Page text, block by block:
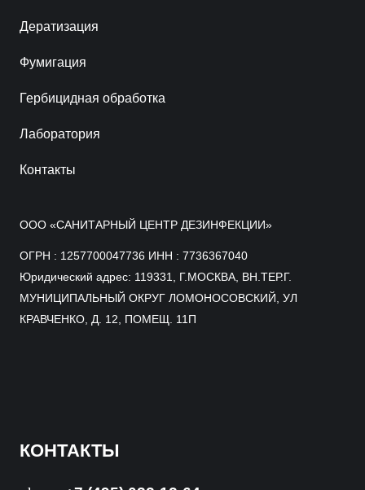
Дератизация
Фумигация
Гербицидная обработка
Лаборатория
Контакты
ООО «САНИТАРНЫЙ ЦЕНТР ДЕЗИНФЕКЦИИ»
ОГРН : 1257700047736 ИНН : 7736367040
Юридический адрес: 119331, Г.МОСКВА, ВН.ТЕР.Г.
МУНИЦИПАЛЬНЫЙ ОКРУГ ЛОМОНОСОВСКИЙ, УЛ
КРАВЧЕНКО, Д. 12, ПОМЕЩ. 11П
КОНТАКТЫ